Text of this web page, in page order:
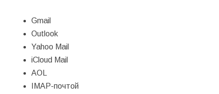
Gmail
Outlook
Yahoo Mail
iCloud Mail
AOL
IMAP-почтой